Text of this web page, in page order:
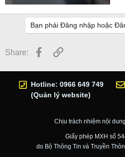
Bạn phải Đăng nhập hoặc
Share: Facebook
Link
Hotline: 0966 649 749
(Quản lý website)
Chịu trách nhiệm nội
Giấy phép MXH số
do Bộ Thông Tin và Truyền